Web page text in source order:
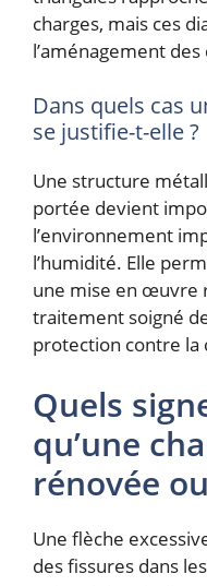
charges, mais ces
l’aménagement
Dans quels cas
se justifie-t-elle ?
Une structure
portée devient
l’environnement
l’humidité. Elle
une mise en œuvre
traitement soigné
protection contre la
Quels
qu’une
rénovée
Une flèche
des fissures dans